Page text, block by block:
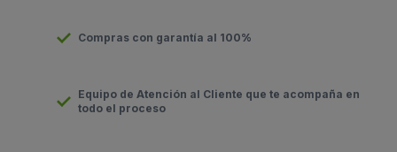
Compras con garantía al 100%
Equipo de Atención al Cliente que te acompaña en
todo el proceso